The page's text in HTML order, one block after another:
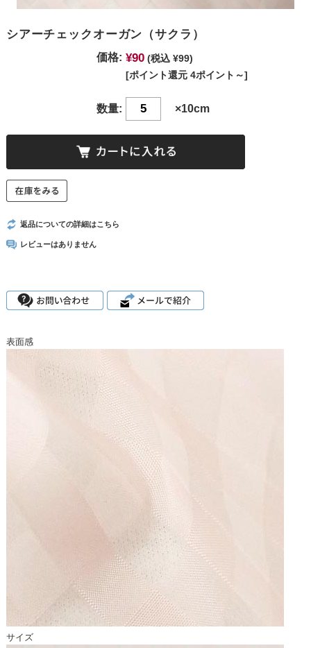
シアーチェックオーガン（サクラ）
価格: ¥90 (税込 ¥99)
[ポイント還元 4ポイント～]
数量: ×10cm
返品についての詳細はこちら
レビューはありません
表面感
サイズ